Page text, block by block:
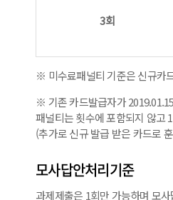
3회
※ 미수료패널티 기준은 신규카
※ 기존 카드발급자가
패널티는 횟수에 포함되지 않고
(추가로 신규 발급 받은 카드로
모사답안처리기준
과제제출은 1회만 가능하며 모